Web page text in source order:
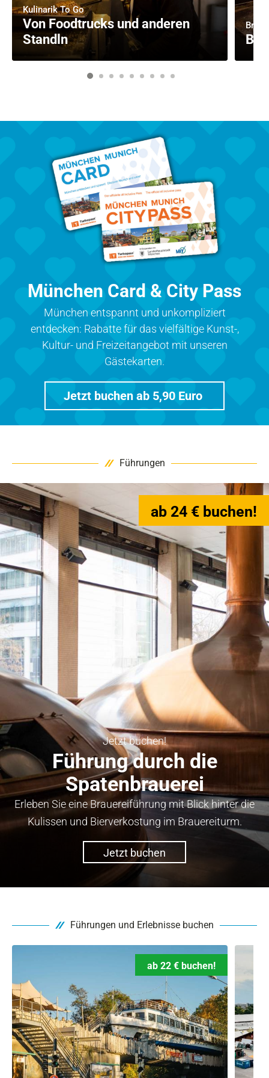
Kulinarik To Go
Von Foodtrucks und anderen
Standln
Brot-
2 3 4 5 6 7 8 9
München Card & City Pass
München entspannt und unkompliziert
entdecken: Rabatte für das vielfältige Kunst-,
Kultur- und Freizeitangebot mit unseren
Gästekarten.
Jetzt buchen ab 5,90 Euro
Führungen
Jetzt buchen!
Führung durch die
Spatenbrauerei
Erleben Sie eine Brauereiführung mit Blick hinter die
Kulissen und Bierverkostung im Brauereiturm.
Jetzt buchen
ab 24 € buchen!
Führungen und Erlebnisse buchen
ab 22 € buchen!